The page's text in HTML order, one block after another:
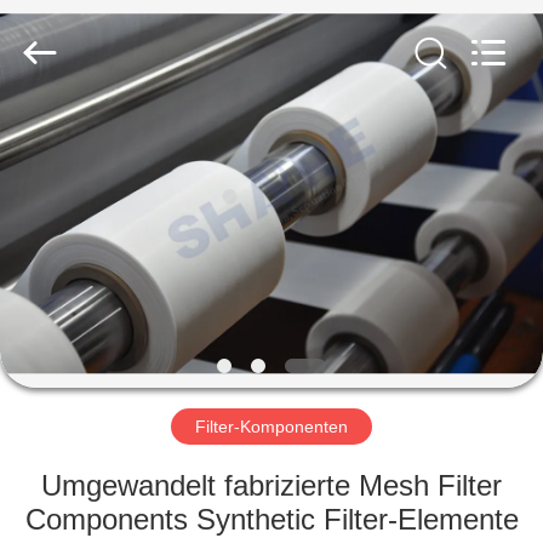
ZU
HAUSE
PRODUKTE
VIDEOS
ÜBER
WERKSBESICHTIGUNG
Share
Group
Limited.
Rights
Reserved.
Filter-Komponenten
Umgewandelt fabrizierte Mesh Filter
Components Synthetic Filter-Elemente